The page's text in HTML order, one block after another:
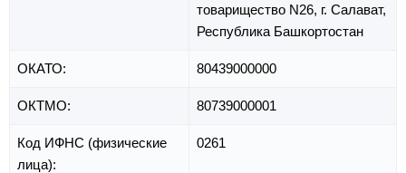
товарищество N26, г. Салават,
Республика Башкортостан
ОКАТО: 80439000000
ОКТМО: 80739000001
Код ИФНС (физические
лица):
0261